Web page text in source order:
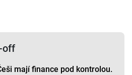
off
mají finance pod kontrolou.